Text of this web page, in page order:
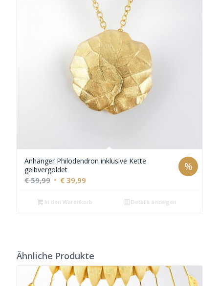
Anhänger Philodendron inklusive Kette
gelbvergoldet
€59,99 Ursprünglicher
war:
€ 59,99
€39,99Aktueller
ist:
€ 39,99.
%
In den Warenkorb Details anzeigen
Ähnliche Produkte